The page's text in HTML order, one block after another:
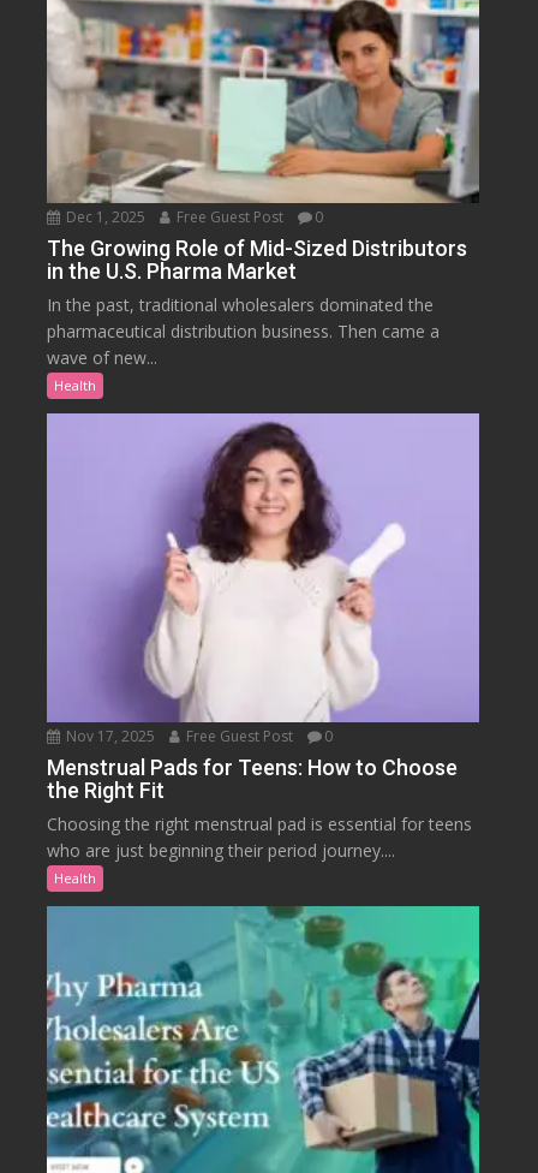
Dec 1, 2025 Free Guest Post 0
The Growing Role of Mid-Sized Distributors
in the U.S. Pharma Market
In the past, traditional wholesalers dominated the
pharmaceutical distribution business. Then came a
wave of new...
Health
Nov 17, 2025 Free Guest Post 0
Menstrual Pads for Teens: How to Choose
the Right Fit
Choosing the right menstrual pad is essential for teens
who are just beginning their period journey....
Health